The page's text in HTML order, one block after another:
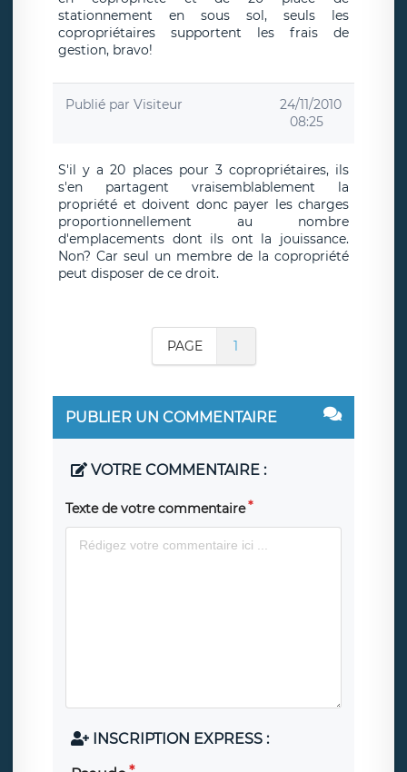
stationnement en sous sol, seuls les
copropriétaires supportent les frais de
gestion, bravo!
Publié par Visiteur
24/11/2010
08:25
S'il y a 20 places pour 3 copropriétaires, ils
s'en partagent vraisemblablement la
propriété et doivent donc payer les charges
proportionnellement au nombre
d'emplacements dont ils ont la jouissance.
Non? Car seul un membre de la copropriété
peut disposer de ce droit.
PAGE 1
PUBLIER UN COMMENTAIRE
VOTRE COMMENTAIRE :
Texte de votre commentaire
INSCRIPTION EXPRESS :